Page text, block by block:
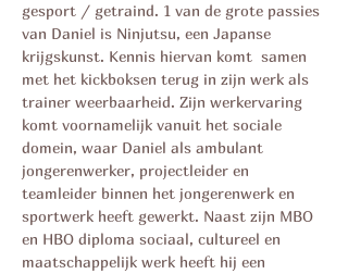
gesport / getraind. 1 van de grote passies
van Daniel is Ninjutsu, een Japanse
krijgskunst. Kennis hiervan komt samen
met het kickboksen terug in zijn werk als
trainer weerbaarheid. Zijn werkervaring
komt voornamelijk vanuit het sociale
domein, waar Daniel als ambulant
jongerenwerker, projectleider en
teamleider binnen het jongerenwerk en
sportwerk heeft gewerkt. Naast zijn MBO
en HBO diploma sociaal, cultureel en
maatschappelijk werk heeft hij een